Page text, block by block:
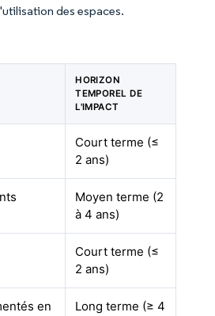
des espaces.
HORIZON
TEMPOREL DE
L'IMPACT
Court terme (≤
2 ans)
Moyen terme (2
à 4 ans)
Court terme (≤
2 ans)
en Long terme (≥ 4